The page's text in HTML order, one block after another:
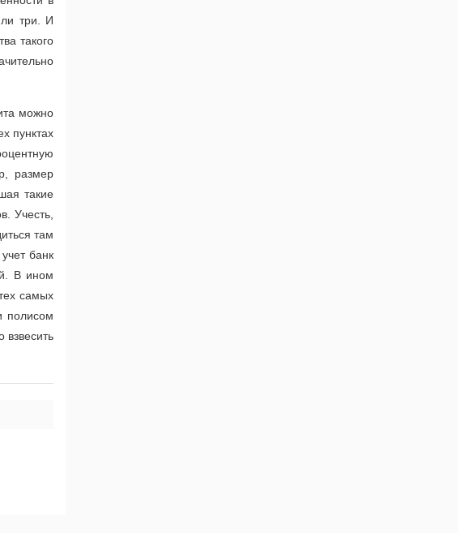
три. И
такого
можно
пунктах
размер
такие
Учесть,
там
банк
В ином
самых
полисом
взвесить